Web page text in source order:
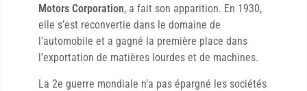
Motors Corporation, a fait son apparition. En 1930,
elle s’est reconvertie dans le domaine de
l’automobile et a gagné la première place dans
l’exportation de matières lourdes et de machines.
La 2e guerre mondiale n’a pas épargné les sociétés